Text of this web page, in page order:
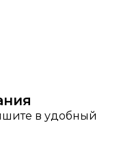
в удобный